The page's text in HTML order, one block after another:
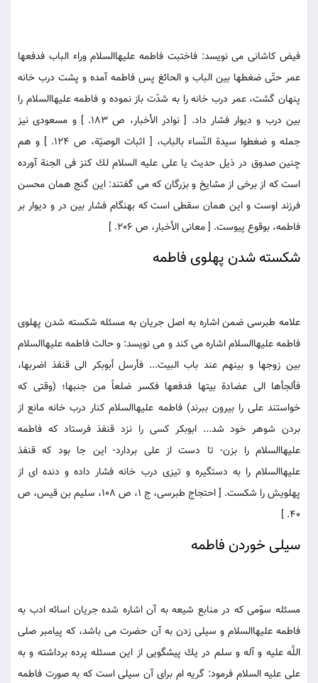
فيض كاشانى مى نويسد: فاختبت فاطمه عليهاالسلام وراء الباب فدفعها
عمر حتّى ضغطها بين الباب و الحائغ پس فاطمه آمده و پشت درب خانه
پنهان گشت، عمر درب خانه را به شدّت باز نموده و فاطمه عليهاالسلام را
بين درب و ديوار فشار داد. [ نوادر الأخبار، ص 183. ] و مسعودى نيز
جمله و ضغطوا سيدة النّساء بالباب، [ اثبات الوصيّة، ص 124. ] و هم
چنين صدوق در ذيل حديث يا على عليه السلام لك كنز فى الجنة آورده
است كه از برخى از مشايخ و بزرگان كه مى گفتند: اين گنج همان محسن
فرزند اوست و اين همان سقطى است كه بهنگام فشار بين در و ديوار بر
فاطمه، بوقوع پيوست. [ معانى الأخبار، ص 206. ]
شكسته شدن پهلوى فاطمه
علامه طبرسى ضمن اشاره به اصل جريان به مسئله شكسته شدن پهلوى
فاطمه عليهاالسلام اشاره مى كند و مى نويسد: و حالت فاطمه عليهاالسلام
بين زوجها و بينهم عند باب البيت... فأرسل أبوبكر الى قنفذ اضربها،
فألجأها الى عضادة بيتها فدفعها فكسر ضلعاً من جنبها؛ (وقتى كه
خواستند على را بيرون ببرند) فاطمه عليهاالسلام كنار درب خانه مانع از
بردن شوهر خود شد... ابوبكر كسى را نزد قنفذ فرستاد كه فاطمه
عليهاالسلام را بزن- تا دست از على بردارد- اين جا بود كه قنفذ
عليهاالسلام را به دستگيره و تيزى درب خانه فشار داده و دنده اى از
پهلويش را شكست. [ احتجاج طبرسى، ج 1، ص 108، سليم بن قيس، ص
40. ]
سيلى خوردن فاطمه
مسئله سوّمى كه در منابع شيعه به آن اشاره شده جريان اسائه ادب به
فاطمه عليهاالسلام و سيلى زدن به آن حضرت مى باشد، كه پيامبر صلى
اللَّه عليه و آله و سلم در يك پيشگويى از اين مسئله پرده برداشته و به
على عليه السلام فرمود: گريه ام براى آن سيلى است كه به صورت فاطمه